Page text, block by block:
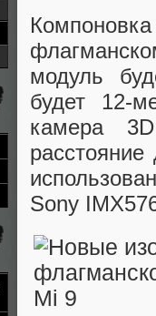
модуль
будет 12-
камера
Sony